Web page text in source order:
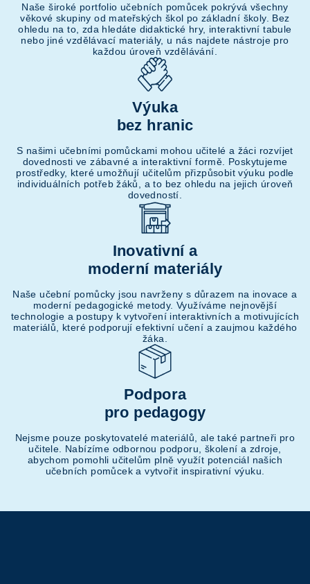
Naše široké portfolio učebních pomůcek pokrývá všechny
věkové skupiny od mateřských škol po základní školy. Bez
ohledu na to, zda hledáte didaktické hry, interaktivní tabule
nebo jiné vzdělávací materiály, u nás najdete nástroje pro
každou úroveň vzdělávání.
Výuka
bez hranic
S našimi učebními pomůckami mohou učitelé a žáci rozvíjet
dovednosti ve zábavné a interaktivní formě. Poskytujeme
prostředky, které umožňují učitelům přizpůsobit výuku podle
individuálních potřeb žáků, a to bez ohledu na jejich úroveň
dovedností.
Inovativní a
moderní materiály
Naše učební pomůcky jsou navrženy s důrazem na inovace a
moderní pedagogické metody. Využíváme nejnovější
technologie a postupy k vytvoření interaktivních a motivujících
materiálů, které podporují efektivní učení a zaujmou každého
žáka.
Podpora
pro pedagogy
Nejsme pouze poskytovatelé materiálů, ale také partneři pro
učitele. Nabízíme odbornou podporu, školení a zdroje,
abychom pomohli učitelům plně využít potenciál našich
učebních pomůcek a vytvořit inspirativní výuku.